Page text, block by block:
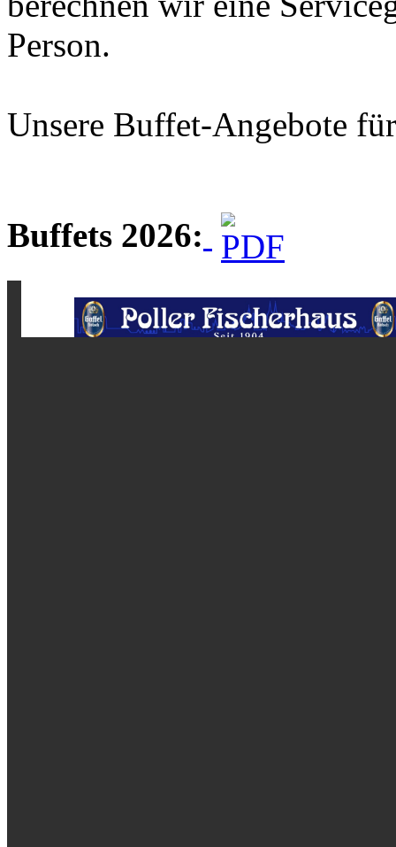
Person.
Unsere Buffet-Angebote
Buffets 2026: